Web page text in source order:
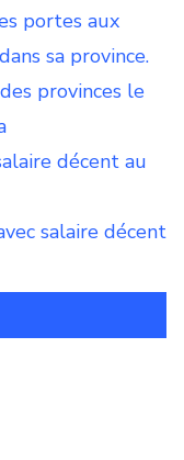
portes aux
sa province.
provinces le
décent au
salaire décent